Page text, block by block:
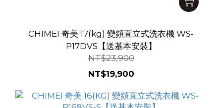
CHIMEI 奇美 17(kg) 變頻直立式洗衣機 WS-
P17DVS【送基本安裝】
NT$23,900
NT$19,900